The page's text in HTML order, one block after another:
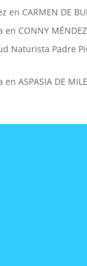
en CARMEN DE
en CONNY MÉNDEZ
Naturista Padre
en ASPASIA DE